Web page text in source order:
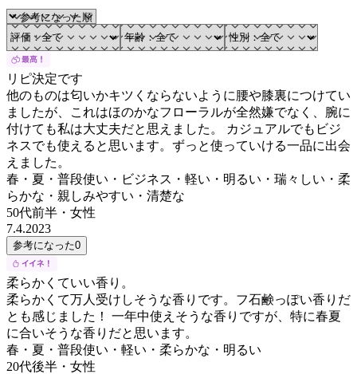
リピ決定です
他のものは匂いかキツくならないように腰や膝裏につけてい
ましたが、これはほのかなフローラルが全然嫌でなく、腕に
付けても私は大丈夫だと思えました。 カジュアルでもビジ
ネスでも使えると思います。ずっと使っていける一品に出会
えました。
春・夏・普段使い・ビジネス・軽い・明るい・瑞々しい・柔
らかな・親しみやすい・清楚な
50代前半 ・ 女性
7.4.2023
参考になった0
柔らかくていい香り。
柔らかくて万人受けしそうな香りです。フ石鹸っぽい香りだ
とも感じました！ 一年中使えそうな香りですが、特に春夏
に合いそうな香りだと思います。
春・夏・普段使い・軽い・柔らかな・明るい
20代後半 ・ 女性